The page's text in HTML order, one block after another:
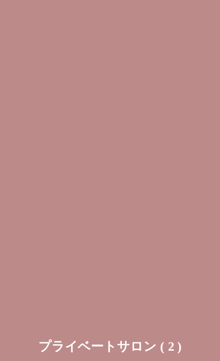
プライベートサロン ( 2 )